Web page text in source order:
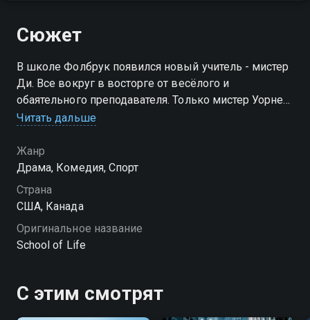
Сюжет
В школе Фолбрук появился новый учитель - мистер
Ди. Все вокруг в восторге от весёлого и
обаятельного преподавателя. Только мистер Уорнер,
учитель биологии, невзлюбил молодого коллегу.
"Учитель года"
Читать дальше
Жанр
Драма, Комедия, Спорт
Страна
США, Канада
Оригинальное название
School of Life
С этим смотрят